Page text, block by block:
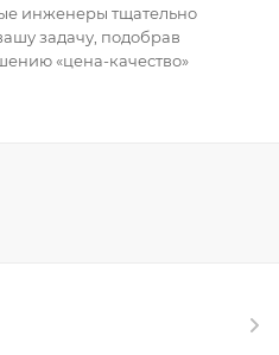
инженеры тщательно
задачу, подобрав
«цена-качество»